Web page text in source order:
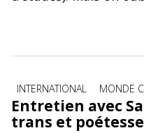
Catégories
INTERNATIONAL MONDE
Entretien avec
trans et